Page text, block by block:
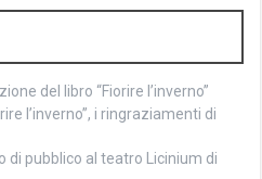
del libro “Fiorire l’inverno”
l’inverno”, i ringraziamenti di
di pubblico al teatro Licinium di